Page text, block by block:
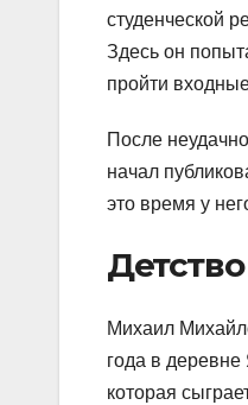
студенческой
Здесь он
пройти
После
начал
это время у
Михаил
года в
которая